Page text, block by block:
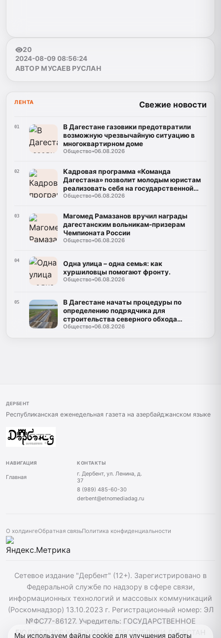
20
2024-08-09 08:56:24
АВТОР МУСАЕВ РУСЛАН
ЛЕНТА Свежие новости
01
В Дагестане газовики предотвратили
возможную чрезвычайную ситуацию в
многоквартирном доме
Общество•06.08.2026
02
Кадровая программа «Команда
Дагестана» позволит молодым юристам
реализовать себя на государственной
службе
Общество•06.08.2026
03
Магомед Рамазанов вручил награды
дагестанским вольникам-призерам
Чемпионата России
Общество•06.08.2026
04
Одна улица – одна семья: как
хуршиловцы помогают фронту.
Общество•06.08.2026
05
В Дагестане начаты процедуры по
определению подрядчика для
строительства северного обхода
Махачкалы
Общество•06.08.2026
ДЕРБЕНТ
Республиканская еженедельная газета на азербайджанском языке
НАВИГАЦИЯ
Главная
КОНТАКТЫ
г. Дербент, ул. Ленина, д.
37
8 (989) 485-60-30
derbent@etnomediadag.ru
О холдингеОбратная связьПолитика конфиденциальности
Сетевое издание "Дербент" (12+). Зарегистрировано в
Федеральной службе по надзору в сфере связи,
информационных технологий и массовых коммуникаций
(Роскомнадзор) 13.10.2023 г. Регистрационный номер: ЭЛ
№ФС77-86127. Учредитель: ГОСУДАРСТВЕННОЕ
БЮДЖЕТНОЕ УЧРЕЖДЕНИЕ РЕСПУБЛИКИ ДАГЕСТАН
Мы используем файлы cookie для улучшения работы